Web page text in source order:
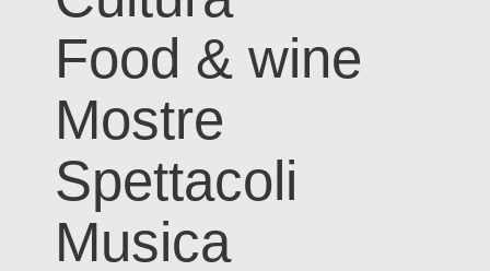
Food & wine
Mostre
Spettacoli
Musica